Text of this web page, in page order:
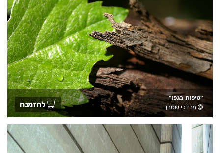
"טיפות בגפן"
מרדכי שטרן
להזמנה